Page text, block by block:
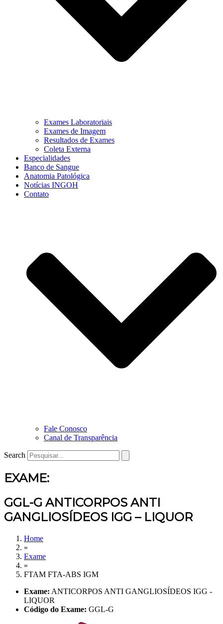
Exames Laboratoriais
Exames de Imagem
Resultados de Exames
Coleta Externa
Especialidades
Banco de Sangue
Anatomia Patológica
Notícias INGOH
Contato
Fale Conosco
Canal de Transparência
Search
EXAME:
GGL-G ANTICORPOS ANTI
GANGLIOSÍDEOS IGG – LIQUOR
Home
»
Exame
»
FTAM FTA-ABS IGM
Exame: ANTICORPOS ANTI GANGLIOSÍDEOS IGG -
LIQUOR
Código do Exame: GGL-G